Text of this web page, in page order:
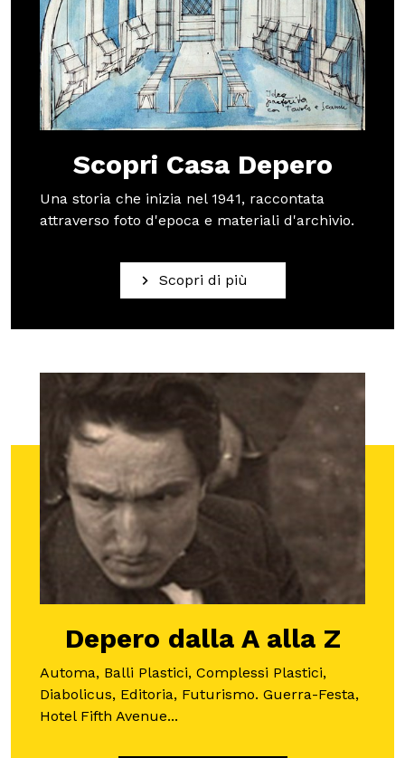
Visita il Mart in totale sicurezza: le nostre norme COVID-19
ITA ENG DEU
Scopri Casa Depero
Una storia che inizia nel 1941, raccontata
attraverso foto d'epoca e materiali d'archivio.
Scopri di più
Depero dalla A alla Z
Automa, Balli Plastici, Complessi Plastici,
Diabolicus, Editoria, Futurismo. Guerra-Festa,
Hotel Fifth Avenue...